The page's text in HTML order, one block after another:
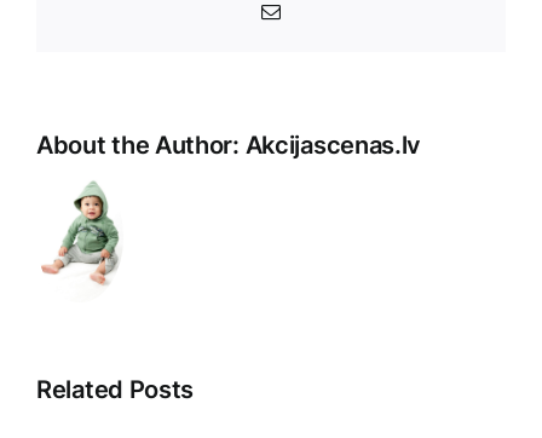
E-
About the Author: Akcijascenas.lv
Related Posts